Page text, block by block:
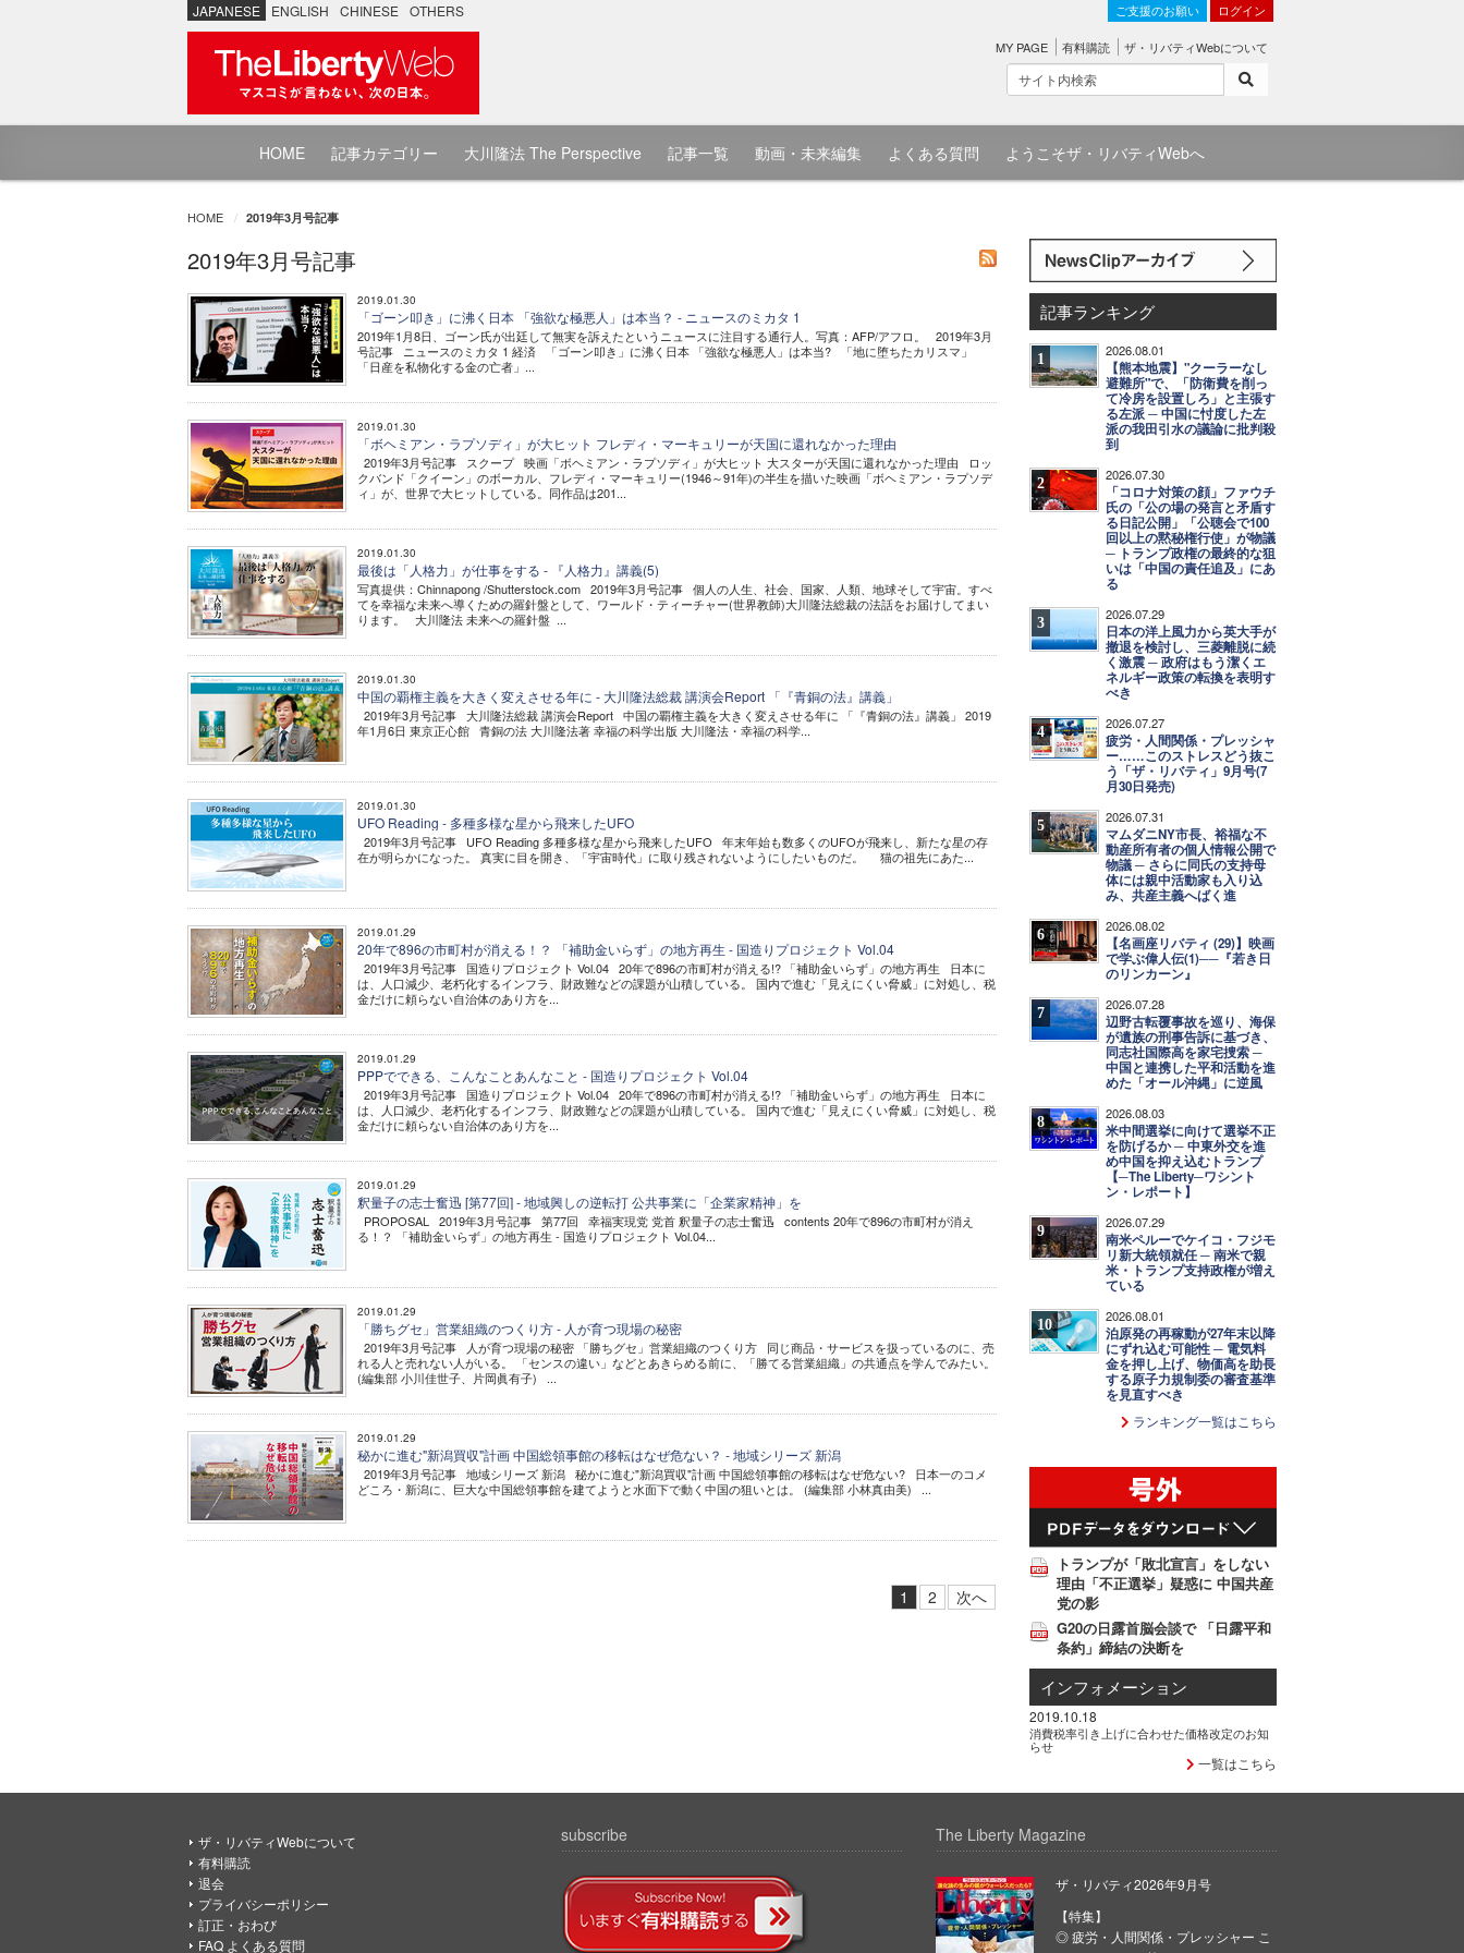
JAPANESE ENGLISH CHINESE OTHERS ご支援のお願い ログイン
MY PAGE 有料購読 ザ・リバティWebについて
HOME 記事カテゴリー 大川隆法 The Perspective 記事一覧 動画・未来編集 よくある質問 ようこそザ・リバティWebへ
HOME 2019年3月号記事
2019年3月号記事
2019.01.30
「ゴーン叩き」に沸く日本 「強欲な極悪人」は本当？ - ニュースのミカタ 1
2019年1月8日、ゴーン氏が出廷して無実を訴えたというニュースに注目する通行人。写真：AFP/アフロ。 2019年3月
号記事 ニュースのミカタ 1 経済 「ゴーン叩き」に沸く日本 「強欲な極悪人」は本当? 「地に堕ちたカリスマ」
「日産を私物化する金の亡者」...
2019.01.30
「ボヘミアン・ラプソディ」が大ヒット フレディ・マーキュリーが天国に還れなかった理由
2019年3月号記事 スクープ 映画「ボヘミアン・ラプソディ」が大ヒット 大スターが天国に還れなかった理由 ロッ
クバンド「クイーン」のボーカル、フレディ・マーキュリー(1946～91年)の半生を描いた映画「ボヘミアン・ラプソデ
ィ」が、世界で大ヒットしている。同作品は201...
2019.01.30
最後は「人格力」が仕事をする - 『人格力』講義(5)
写真提供：Chinnapong /Shutterstock.com 2019年3月号記事 個人の人生、社会、国家、人類、地球そして宇宙。すべ
てを幸福な未来へ導くための羅針盤として、ワールド・ティーチャー(世界教師)大川隆法総裁の法話をお届けしてまい
ります。 大川隆法 未来への羅針盤 ...
2019.01.30
中国の覇権主義を大きく変えさせる年に - 大川隆法総裁 講演会Report 「『青銅の法』講義」
2019年3月号記事 大川隆法総裁 講演会Report 中国の覇権主義を大きく変えさせる年に 「『青銅の法』講義」 2019
年1月6日 東京正心館 青銅の法 大川隆法著 幸福の科学出版 大川隆法・幸福の科学...
2019.01.30
UFO Reading - 多種多様な星から飛来したUFO
2019年3月号記事 UFO Reading 多種多様な星から飛来したUFO 年末年始も数多くのUFOが飛来し、新たな星の存
在が明らかになった。 真実に目を開き、「宇宙時代」に取り残されないようにしたいものだ。 猫の祖先にあた...
2019.01.29
20年で896の市町村が消える！？ 「補助金いらず」の地方再生 - 国造りプロジェクト Vol.04
2019年3月号記事 国造りプロジェクト Vol.04 20年で896の市町村が消える!? 「補助金いらず」の地方再生 日本に
は、人口減少、老朽化するインフラ、財政難などの課題が山積している。 国内で進む「見えにくい脅威」に対処し、税
金だけに頼らない自治体のあり方を...
2019.01.29
PPPでできる、こんなことあんなこと - 国造りプロジェクト Vol.04
2019年3月号記事 国造りプロジェクト Vol.04 20年で896の市町村が消える!? 「補助金いらず」の地方再生 日本に
は、人口減少、老朽化するインフラ、財政難などの課題が山積している。 国内で進む「見えにくい脅威」に対処し、税
金だけに頼らない自治体のあり方を...
2019.01.29
釈量子の志士奮迅 [第77回] - 地域興しの逆転打 公共事業に「企業家精神」を
PROPOSAL 2019年3月号記事 第77回 幸福実現党 党首 釈量子の志士奮迅 contents 20年で896の市町村が消え
る！？ 「補助金いらず」の地方再生 - 国造りプロジェクト Vol.04...
2019.01.29
「勝ちグセ」営業組織のつくり方 - 人が育つ現場の秘密
2019年3月号記事 人が育つ現場の秘密 「勝ちグセ」営業組織のつくり方 同じ商品・サービスを扱っているのに、売
れる人と売れない人がいる。 「センスの違い」などとあきらめる前に、「勝てる営業組織」の共通点を学んでみたい。
(編集部 小川佳世子、片岡眞有子) ...
2019.01.29
秘かに進む"新潟買収"計画 中国総領事館の移転はなぜ危ない？ - 地域シリーズ 新潟
2019年3月号記事 地域シリーズ 新潟 秘かに進む"新潟買収"計画 中国総領事館の移転はなぜ危ない? 日本一のコメ
どころ・新潟に、巨大な中国総領事館を建てようと水面下で動く中国の狙いとは。 (編集部 小林真由美) ...
1 2 次へ
記事ランキング
1 2026.08.01
【熊本地震】"クーラーなし
避難所"で、「防衛費を削っ
て冷房を設置しろ」と主張す
る左派 ─ 中国に忖度した左
派の我田引水の議論に批判殺
到
2 2026.07.30
「コロナ対策の顔」ファウチ
氏の「公の場の発言と矛盾す
る日記公開」「公聴会で100
回以上の黙秘権行使」が物議
─ トランプ政権の最終的な狙
いは「中国の責任追及」にあ
る
3 2026.07.29
日本の洋上風力から英大手が
撤退を検討し、三菱離脱に続
く激震 ─ 政府はもう潔くエ
ネルギー政策の転換を表明す
べき
4 2026.07.27
疲労・人間関係・プレッシャ
ー……このストレスどう抜こ
う「ザ・リバティ」9月号(7
月30日発売)
5 2026.07.31
マムダニNY市長、裕福な不
動産所有者の個人情報公開で
物議 ─ さらに同氏の支持母
体には親中活動家も入り込
み、共産主義へばく進
6 2026.08.02
【名画座リバティ (29)】映画
で学ぶ偉人伝(1)──『若き日
のリンカーン』
7 2026.07.28
辺野古転覆事故を巡り、海保
が遺族の刑事告訴に基づき、
同志社国際高を家宅捜索 ─
中国と連携した平和活動を進
めた「オール沖縄」に逆風
8 2026.08.03
米中間選挙に向けて選挙不正
を防げるか ─ 中東外交を進
め中国を抑え込むトランプ
【─The Liberty─ワシント
ン・レポート】
9 2026.07.29
南米ペルーでケイコ・フジモ
リ新大統領就任 ─ 南米で親
米・トランプ支持政権が増え
ている
10 2026.08.01
泊原発の再稼動が27年末以降
にずれ込む可能性 ─ 電気料
金を押し上げ、物価高を助長
する原子力規制委の審査基準
を見直すべき
ランキング一覧はこちら
トランプが「敗北宣言」をしない
理由「不正選挙」疑惑に 中国共産
党の影
G20の日露首脳会談で 「日露平和
条約」締結の決断を
インフォメーション
2019.10.18
消費税率引き上げに合わせた価格改定のお知
らせ
一覧はこちら
ザ・リバティWebについて
有料購読
退会
プライバシーポリシー
訂正・おわび
FAQ よくある質問
subscribe The Liberty Magazine
ザ・リバティ2026年9月号
【特集】
◎ 疲労・人間関係・プレッシャー こ